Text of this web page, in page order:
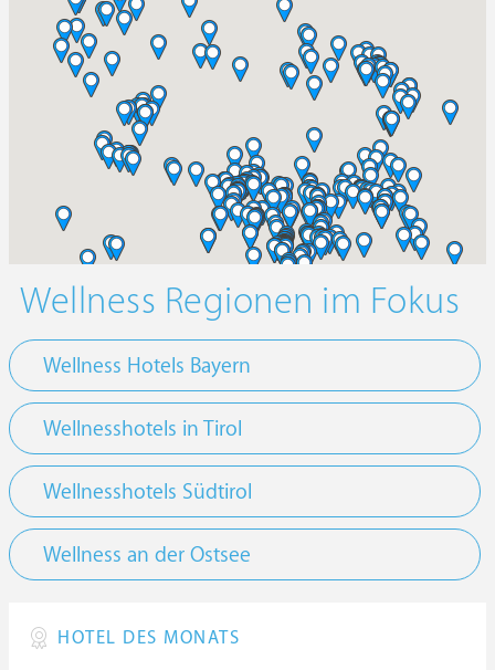
Wellness Regionen im Fokus
Wellness Hotels Bayern
Wellnesshotels in Tirol
Wellnesshotels Südtirol
Wellness an der Ostsee
HOTEL DES MONATS